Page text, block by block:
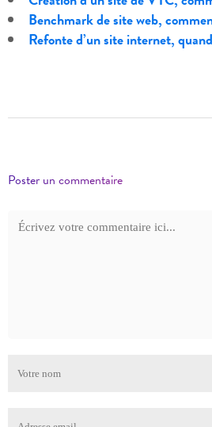
Benchmark de site web,
Refonte d’un site internet,
Poster un commentaire